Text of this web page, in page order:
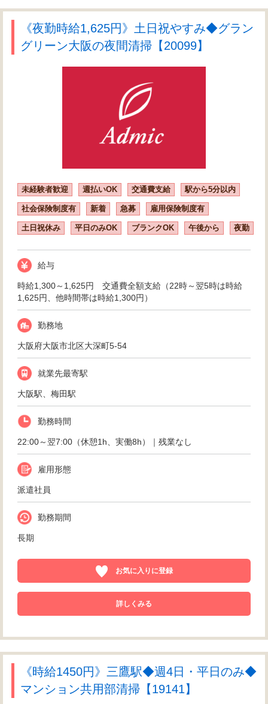
《夜勤時給1,625円》土日祝やすみ◆グラン
グリーン大阪の夜間清掃【20099】
未経験者歓迎 週払いOK 交通費支給 駅から5分以内
社会保険制度有 新着 急募 雇用保険制度有
土日祝休み 平日のみOK ブランクOK 午後から 夜勤
給与
時給1,300～1,625円 交通費全額支給（22時～翌5時は時給
1,625円、他時間帯は時給1,300円）
勤務地
大阪府大阪市北区大深町5-54
就業先最寄駅
大阪駅、梅田駅
勤務時間
22:00～翌7:00（休憩1h、実働8h）｜残業なし
雇用形態
派遣社員
勤務期間
長期
お気に入りに登録
詳しくみる
《時給1450円》三鷹駅◆週4日・平日のみ◆
マンション共用部清掃【19141】